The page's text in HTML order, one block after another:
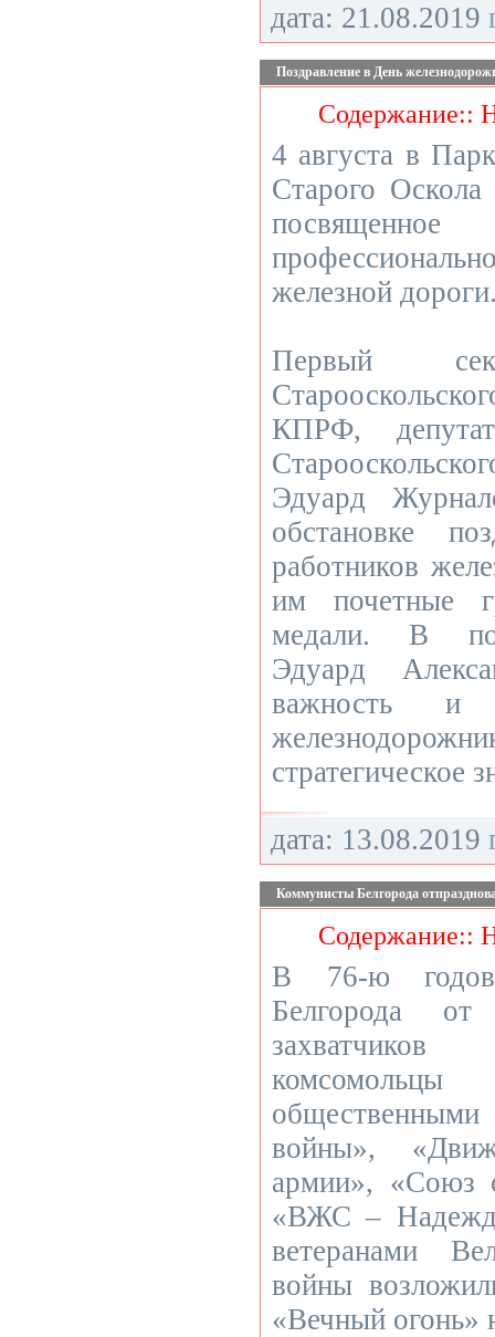
дата: 21.08.2019
Поздравление в День
Содержание::
4 августа в
Старого
железной
Первый
КПРФ,
Эдуард
обстановке
работников
им почетные
медали. В
Эдуард
важность и
стратегическое
дата: 13.08.2019
Коммунисты Белгорода
Содержание::
В 76-ю
Белгорода от
войны»,
армии», «Союз
«ВЖС –
ветеранами
войны
«Вечный огонь»